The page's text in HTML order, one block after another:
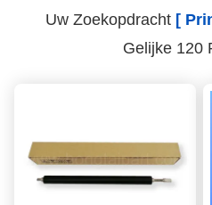
Uw Zoekopdracht [
Gelijke 120